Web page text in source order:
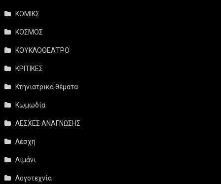
ΚΟΜΙΚΣ
ΚΟΣΜΟΣ
ΚΟΥΚΛΟΘΕΑΤΡΟ
ΚΡΙΤΙΚΕΣ
Κτηνιατρικά θέματα
Κωμωδία
ΛΕΣΧΕΣ ΑΝΑΓΝΩΣΗΣ
Λέσχη
Λιμάνι
Λογοτεχνία